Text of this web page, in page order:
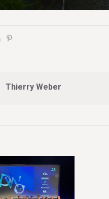
Thierry Weber